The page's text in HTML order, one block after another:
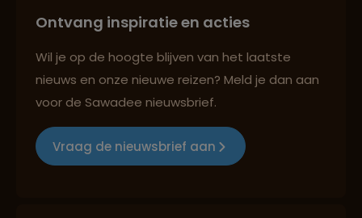
Groepsreizen mét indivuele vrijheid
Ontvang inspiratie en acties
Wil je op de hoogte blijven van het laatste
nieuws en onze nieuwe reizen? Meld je dan aan
voor de Sawadee nieuwsbrief.
Vraag de nieuwsbrief aan